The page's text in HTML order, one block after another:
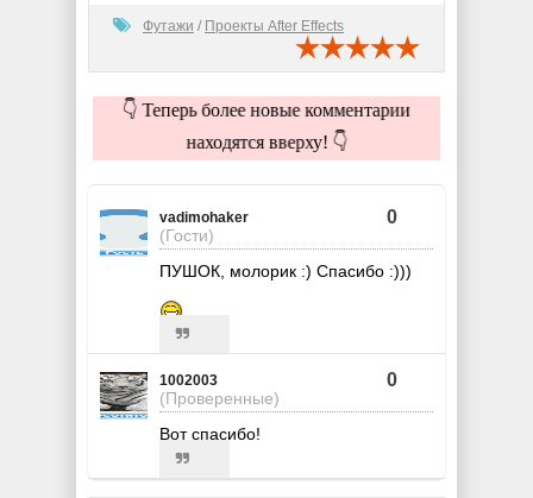
Футажи / Проекты After Effects
👇 Теперь более новые комментарии
находятся вверху! 👇
vadimohaker
(Гости)
0
ПУШОК, молорик :) Спасибо :)))
1002003
(Проверенные)
0
Вот спасибо!